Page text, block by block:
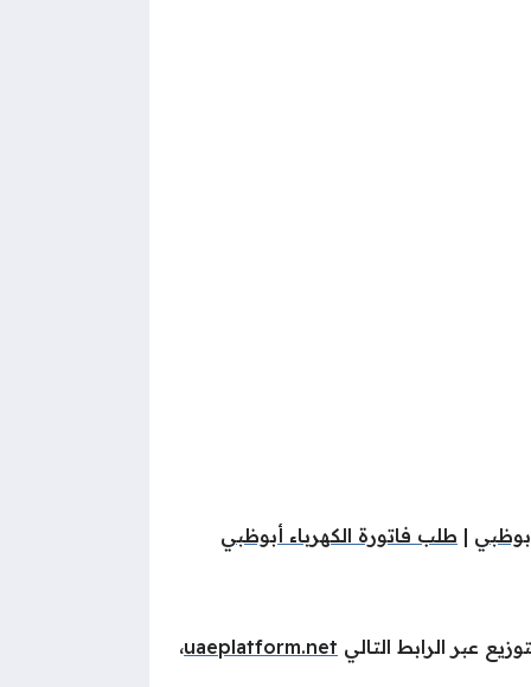
| طلب فاتورة الكهرباء أبوظبي
عبر الرابط التالي uaeplatform.net،